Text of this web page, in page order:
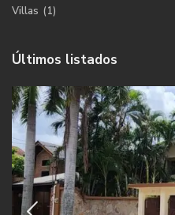
Villas (1)
Últimos listados